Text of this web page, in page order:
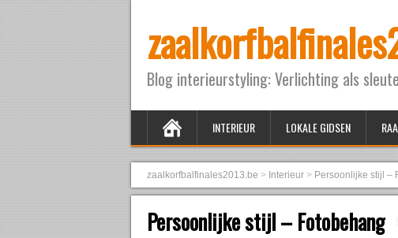
Blog interieurstyling: Verlichting als
INTERIEUR LOKALE GIDSEN
zaalkorfbalfinales2013.be > Interieur > Persoonlijke stijl –
Persoonlijke stijl – Fotobehang